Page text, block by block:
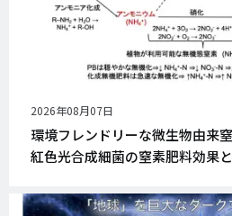
公
開
日
2026年08月07日
環境フレンドリーな微生物由来
紅色光合成細菌の窒素肥料効果